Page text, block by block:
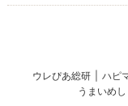
ウレぴあ総研 ハピ
うまいめし